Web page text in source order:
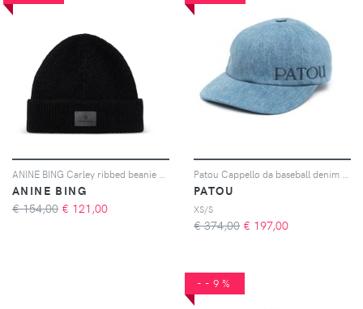
ANINE BING
€ 154,00 € 121,00
PATOU
XS/S
€ 374,00 € 197,00
--9%